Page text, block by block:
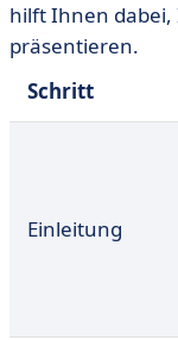
hilft Ihnen dabei,
präsentieren.
Schritt
Einleitung